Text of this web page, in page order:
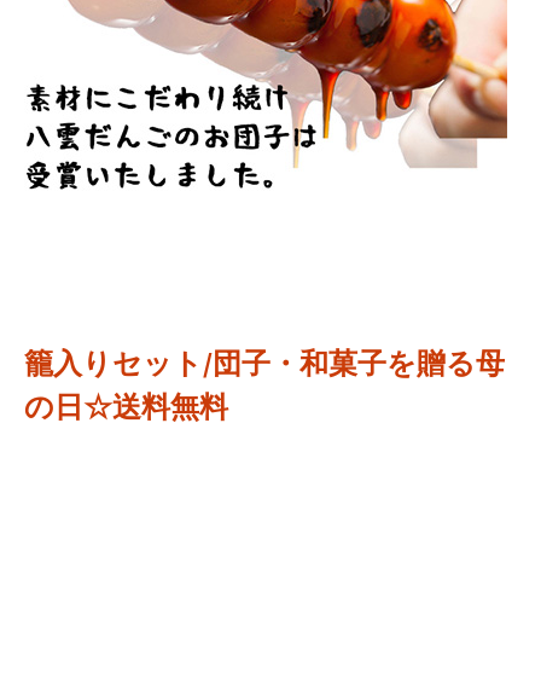
籠入りセット/団子・和菓子を贈る母
の日☆送料無料